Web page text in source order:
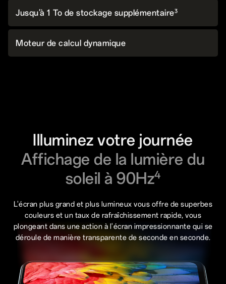
Jusqu'à 1 To de stockage supplémentaire3
Moteur de calcul dynamique
Illuminez votre journée
Affichage de la lumière du
soleil à 90Hz4
L'écran plus grand et plus lumineux vous offre de superbes
couleurs et un taux de rafraîchissement rapide, vous
plongeant dans une action à l'écran impressionnante qui se
déroule de manière transparente de seconde en seconde.